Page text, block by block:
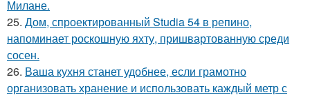
Милане.
25. Дом, спроектированный Studia 54 в репино,
напоминает роскошную яхту, пришвартованную среди
сосен.
26. Ваша кухня станет удобнее, если грамотно
организовать хранение и использовать каждый метр с